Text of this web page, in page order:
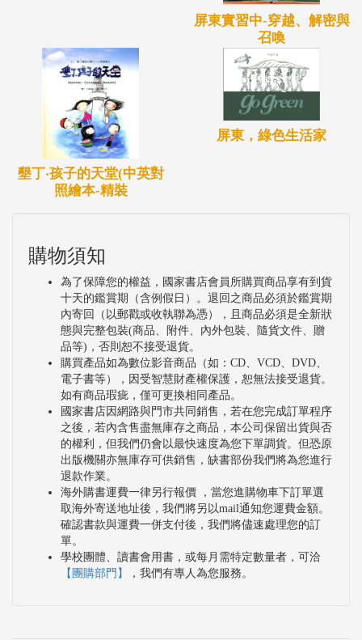
屏東實習中-穿越、解密與
召喚
墾丁‧孩子的天堂(中英對
照繪本-精裝
屏東，綠色生活家
購物須知
為了保障您的權益，國家書店會員所購買商品享有到貨
十天的鑑賞期（含例假日）。退回之商品必須於鑑賞期
內寄回（以郵戳或收執聯為憑），且商品必須是全新狀
態與完整包裝(商品、附件、內外包裝、隨貨文件、贈
品等)，否則恕不接受退貨。
購買產品如為數位影音商品（如：CD、VCD、DVD、
電子書等），因受智慧財產權保護，恕無法接受退貨。
如有商品瑕疵，僅可更換相同產品。
國家書店因網路與門市共同銷售，若在您完成訂單程序
之後，若內含售盡無庫存之商品，本公司保留出貨與否
的權利，但我們仍會以最快速度為您下單調貨。但恐原
出版機關亦無庫存可供銷售，缺書部份我們將為您進行
退款作業。
海外購書運費一律另行報價 ，當您進購物車下訂單選
取海外寄送地址後，我們將另以mail通知您運費金額。
確認書款與運費一併支付後，我們將儘速處理您的訂
單。
學校團體、讀書會用書，或每月需特定數量者，可洽
【團購部門】
，我們有專人為您服務。